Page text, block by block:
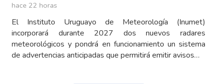
hace 22 horas
El Instituto Uruguayo de Meteorología (Inumet)
incorporará durante 2027 dos nuevos radares
meteorológicos y pondrá en funcionamiento un sistema
de advertencias anticipadas que permitirá emitir avisos…